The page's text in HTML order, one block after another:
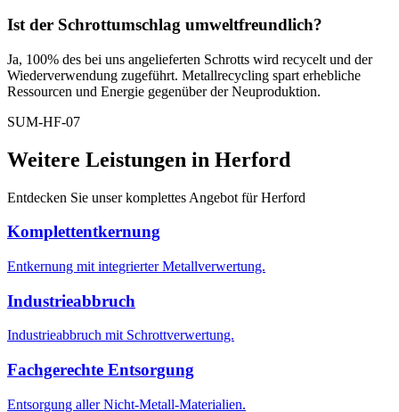
Ist der Schrottumschlag umweltfreundlich?
Ja, 100% des bei uns angelieferten Schrotts wird recycelt und der
Wiederverwendung zugeführt. Metallrecycling spart erhebliche
Ressourcen und Energie gegenüber der Neuproduktion.
SUM-HF-07
Weitere Leistungen in Herford
Entdecken Sie unser komplettes Angebot für Herford
Komplettentkernung
Entkernung mit integrierter Metallverwertung.
Industrieabbruch
Industrieabbruch mit Schrottverwertung.
Fachgerechte Entsorgung
Entsorgung aller Nicht-Metall-Materialien.